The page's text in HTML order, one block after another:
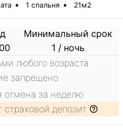
1 спальня 21м2
Минимальный срок
1 / ночь
любого возраста
запрещено
отмена за неделю
страховой депозит